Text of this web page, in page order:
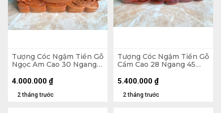
Tượng Cóc Ngậm Tiền Gỗ
Ngọc Am Cao 30 Ngang
2 tháng trước
4.000.000 ₫
Tượng Cóc Ngậm Tiền Gỗ
Cẩm Cao 28 Ngang 45
2 tháng trước
5.400.000 ₫